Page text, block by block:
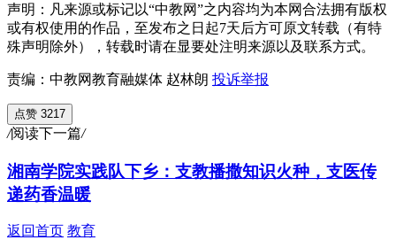
声明：凡来源或标记以“中教网”之内容均为本网合法拥有版权
或有权使用的作品，至发布之日起7天后方可原文转载（有特
殊声明除外），转载时请在显要处注明来源以及联系方式。
责编：中教网教育融媒体 赵林朗 投诉举报
点赞 3217
/阅读下一篇/
湘南学院实践队下乡：支教播撒知识火种，支医传
递药香温暖
返回首页 教育